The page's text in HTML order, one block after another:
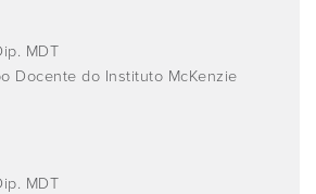
MDT
Docente do Instituto McKenzie
MDT